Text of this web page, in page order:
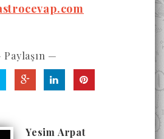
Paylaşın —
Yesim Arpat